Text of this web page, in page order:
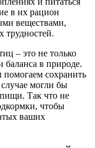
в их рацион
веществами,
трудностей.
– это не только
баланса в природе.
сохранить
могли бы
пищи. Так что не
чтобы
ваших